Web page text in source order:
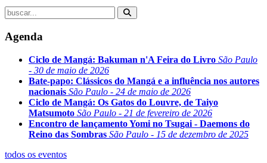
Agenda
Ciclo de Mangá: Bakuman n'A Feira do Livro São Paulo
- 30 de maio de 2026
Bate-papo: Clássicos do Mangá e a influência nos autores
nacionais São Paulo - 24 de maio de 2026
Ciclo de Mangá: Os Gatos do Louvre, de Taiyo
Matsumoto São Paulo - 21 de fevereiro de 2026
Encontro de lançamento Yomi no Tsugai - Daemons do
Reino das Sombras São Paulo - 15 de dezembro de 2025
todos os eventos